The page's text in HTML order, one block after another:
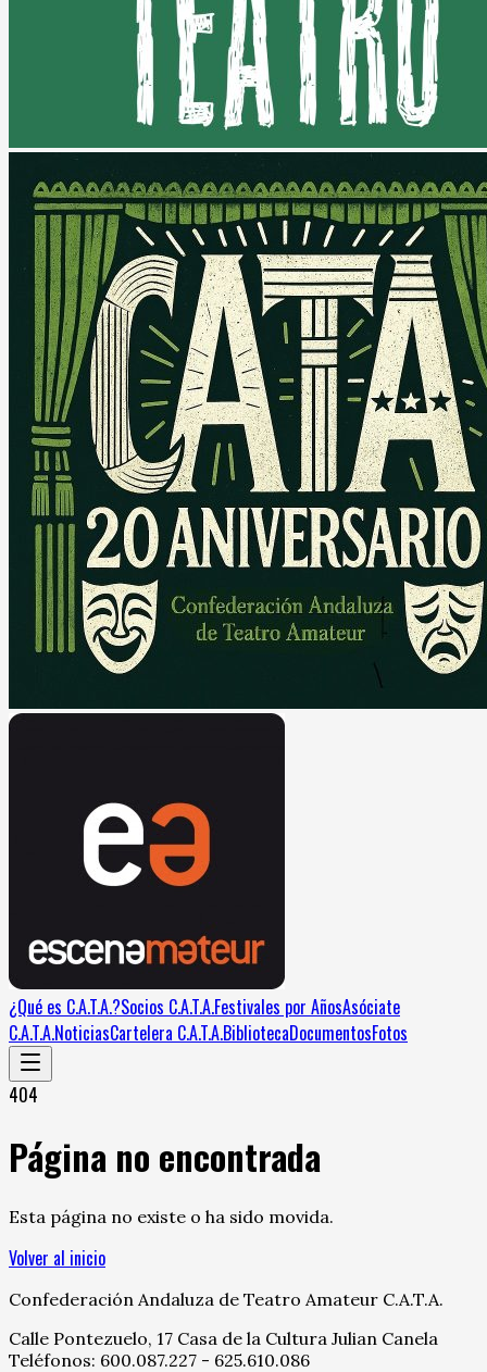
¿Qué es C.A.T.A.?Socios C.A.T.A.Festivales por AñosAsóciate
C.A.T.A.NoticiasCartelera C.A.T.A.BibliotecaDocumentosFotos
404
Página no encontrada
Esta página no existe o ha sido movida.
Volver al inicio
Confederación Andaluza de Teatro Amateur C.A.T.A.
Calle Pontezuelo, 17 Casa de la Cultura Julian Canela
Teléfonos: 600.087.227 - 625.610.086